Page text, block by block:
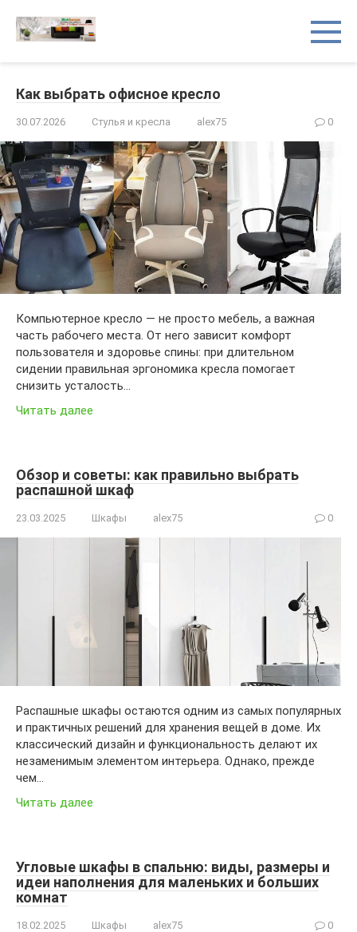
контенту
Как выбрать офисное кресло
30.07.2026 Стулья и кресла alex75 0
Компьютерное кресло — не просто мебель, а важная
часть рабочего места. От него зависит комфорт
пользователя и здоровье спины: при длительном
сидении правильная эргономика кресла помогает
снизить усталость…
Читать далее
Обзор и советы: как правильно выбрать
распашной шкаф
23.03.2025 Шкафы alex75 0
Распашные шкафы остаются одним из самых популярных
и практичных решений для хранения вещей в доме. Их
классический дизайн и функциональность делают их
незаменимым элементом интерьера. Однако, прежде
чем…
Читать далее
Угловые шкафы в спальню: виды, размеры и
идеи наполнения для маленьких и больших
комнат
18.02.2025 Шкафы alex75 0